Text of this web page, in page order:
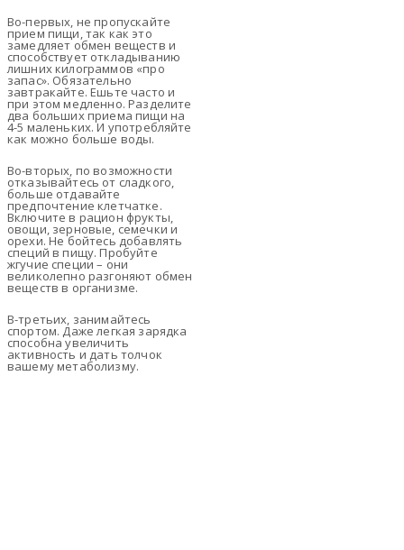
Во-первых, не пропускайте
прием пищи, так как это
замедляет обмен веществ и
способствует откладыванию
лишних килограммов «про
запас». Обязательно
завтракайте. Ешьте часто и
при этом медленно. Разделите
два больших приема пищи на
4-5 маленьких. И употребляйте
как можно больше воды.
Во-вторых, по возможности
отказывайтесь от сладкого,
больше отдавайте
предпочтение клетчатке.
Включите в рацион фрукты,
овощи, зерновые, семечки и
орехи. Не бойтесь добавлять
специй в пищу. Пробуйте
жгучие специи – они
великолепно разгоняют обмен
веществ в организме.
В-третьих, занимайтесь
спортом. Даже легкая зарядка
способна увеличить
активность и дать толчок
вашему метаболизму.